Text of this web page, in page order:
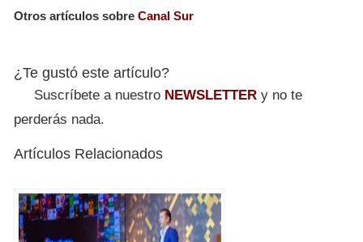
Otros artículos sobre Canal Sur
¿Te gustó este artículo?
Suscríbete a nuestro NEWSLETTER y no te
perderás nada.
Artículos Relacionados